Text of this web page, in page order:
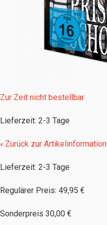
Zur Zeit nicht bestellbar
Lieferzeit: 2-3 Tage
« Zurück zur Artikelinformation
Lieferzeit: 2-3 Tage
Regulärer Preis: 49,95 €
Sonderpreis 30,00 €